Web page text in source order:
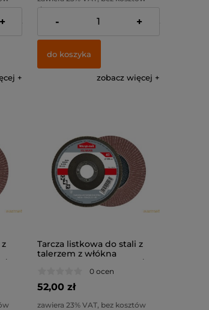
82,93 zł
+
dostawy
Cena netto:
27,07 zł
- +
do koszyka
zobacz więcej
/
Tarcza listkowa do stali z
talerzem z włókna
szklanego TSL - 125 x 22 / 40
0 ocen
52,00 zł
zawiera 23% VAT, bez kosztów